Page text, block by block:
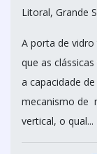
Litoral, Grande
A porta de
que as
a capacidade
mecanismo de
vertical, o qual...